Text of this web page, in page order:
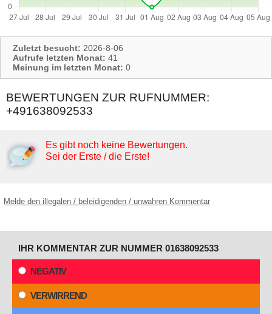
Zuletzt besucht: 2026-8-06
Aufrufe letzten Monat: 41
Meinung im letzten Monat: 0
BEWERTUNGEN ZUR RUFNUMMER:
+491638092533
Es gibt noch keine Bewertungen.
Sei der Erste / die Erste!
Melde den illegalen / beleidigenden / unwahren Kommentar
IHR KOMMENTAR ZUR NUMMER 01638092533
NEGATIV
VERWIRREND